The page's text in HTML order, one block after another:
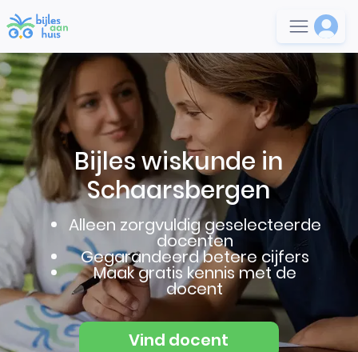
Bijles wiskunde in
Schaarsbergen
Alleen zorgvuldig geselecteerde
docenten
Gegarandeerd betere cijfers
Maak gratis kennis met de
docent
Vind docent